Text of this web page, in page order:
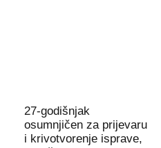
27-godišnjak
osumnjičen za prijevaru
i krivotvorenje isprave,